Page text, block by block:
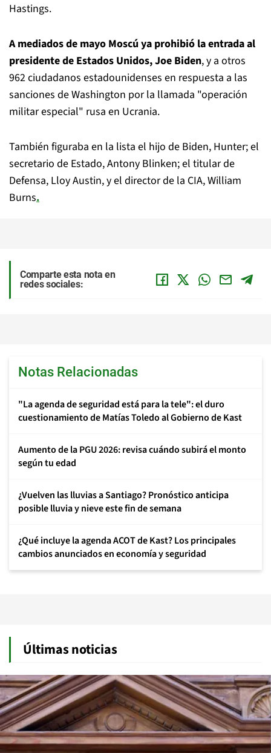
Hastings.
A mediados de mayo Moscú ya prohibió la entrada al
presidente de Estados Unidos, Joe Biden, y a otros
962 ciudadanos estadounidenses en respuesta a las
sanciones de Washington por la llamada "operación
militar especial" rusa en Ucrania.
También figuraba en la lista el hijo de Biden, Hunter; el
secretario de Estado, Antony Blinken; el titular de
Defensa, Lloy Austin, y el director de la CIA, William
Burns.
Comparte esta nota en
redes sociales:
Notas Relacionadas
"La agenda de seguridad está para la tele": el duro
cuestionamiento de Matías Toledo al Gobierno de Kast
Aumento de la PGU 2026: revisa cuándo subirá el monto
según tu edad
¿Vuelven las lluvias a Santiago? Pronóstico anticipa
posible lluvia y nieve este fin de semana
¿Qué incluye la agenda ACOT de Kast? Los principales
cambios anunciados en economía y seguridad
Últimas noticias